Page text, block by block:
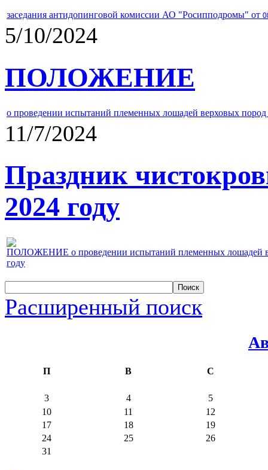
заседания антидопинговой комиссии АО "Росипподромы" от
5/10/2024
ПОЛОЖЕНИЕ
о проведении испытаний племенных лошадей верховых
11/7/2024
Праздник
2024 году
ПОЛОЖЕНИЕ о проведении испытаний племенных лошадей
году
Расширенный поиск
П В С
3 4
5
10
11
12
17
18
19
24
25
26
31